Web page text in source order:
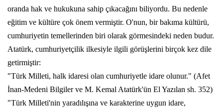
oranda hak ve hukukuna sahip çıkacağını biliyordu. Bu nedenle
eğitim ve kültüre çok önem vermiştir. O'nun, bir bakıma kültürü,
cumhuriyetin temellerinden biri olarak görmesindeki neden budur.
Atatürk, cumhuriyetçilik ilkesiyle ilgili görüşlerini birçok kez dile
getirmiştir:
"Türk Milleti, halk idaresi olan cumhuriyetle idare olunur." (Afet
İnan-Medeni Bilgiler ve M. Kemal Atatürk'ün El Yazılan sh. 352)
"Türk Milleti'nin yaradılışına ve karakterine uygun idare,